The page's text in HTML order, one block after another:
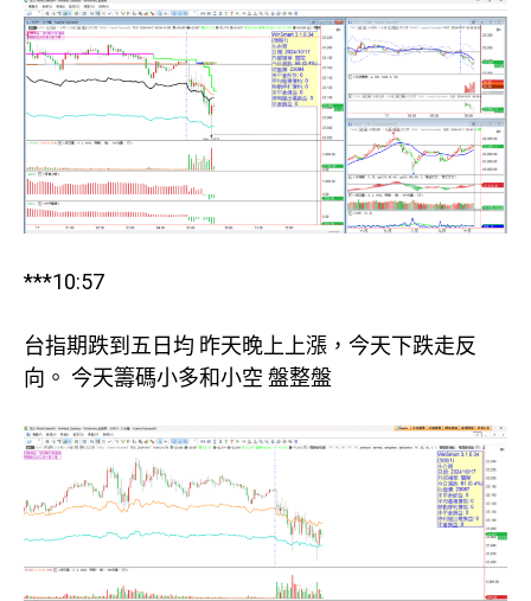
***10:57
台指期跌到五日均 昨天晚上上漲，今天下跌走反
向。 今天籌碼小多和小空 盤整盤